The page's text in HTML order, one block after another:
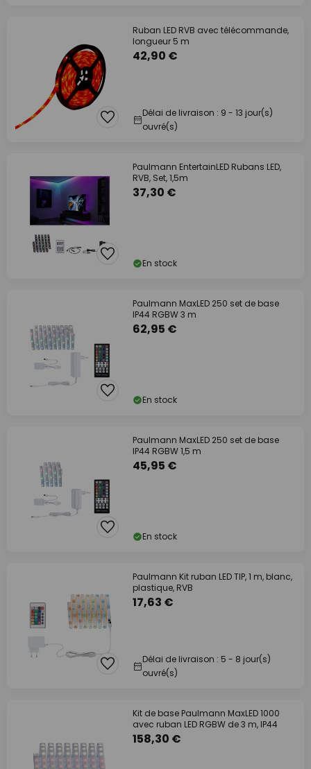
Ruban LED RVB avec télécommande,
longueur 5 m
42,90 €
Délai de livraison : 9 - 13 jour(s)
ouvré(s)
Paulmann EntertainLED Rubans LED,
RVB, Set, 1,5m
37,30 €
En stock
Paulmann MaxLED 250 set de base
IP44 RGBW 3 m
62,95 €
En stock
Paulmann MaxLED 250 set de base
IP44 RGBW 1,5 m
45,95 €
En stock
Paulmann Kit ruban LED TIP, 1 m, blanc,
plastique, RVB
17,63 €
Délai de livraison : 5 - 8 jour(s)
ouvré(s)
Kit de base Paulmann MaxLED 1000
avec ruban LED RGBW de 3 m, IP44
158,30 €